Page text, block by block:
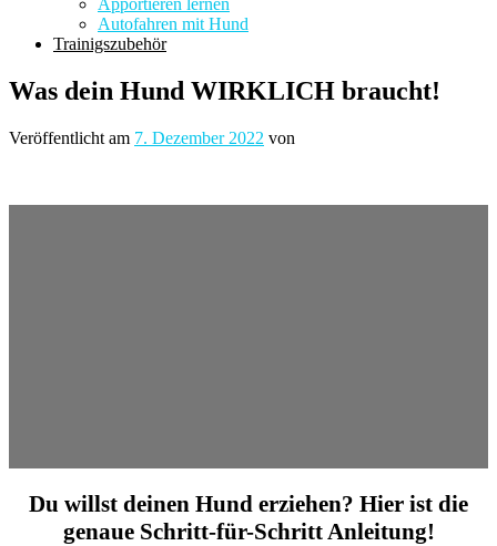
Apportieren lernen
Autofahren mit Hund
Trainigszubehör
Was dein Hund WIRKLICH braucht!
Veröffentlicht am 7. Dezember 2022 von
Du willst deinen Hund erziehen? Hier ist die
genaue Schritt-für-Schritt Anleitung!